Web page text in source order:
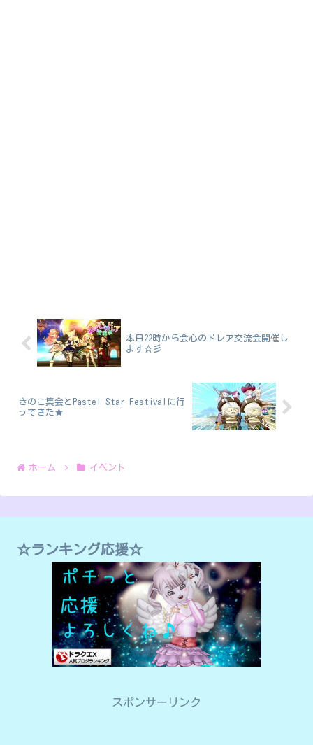
本日22時から会心のドレア交流会開催し
ます☆彡
きのこ集会とPastel Star Festivalに行
ってきた★
ホーム イベント
☆ランキング応援☆
スポンサーリンク